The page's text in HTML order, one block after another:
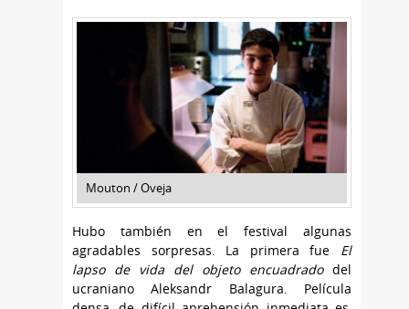
Mouton / Oveja
Hubo también en el festival algunas
agradables sorpresas. La primera fue El
lapso de vida del objeto encuadradodel
ucraniano Aleksandr Balagura. Película